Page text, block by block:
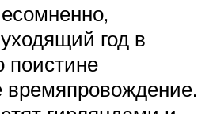
год в
поистине